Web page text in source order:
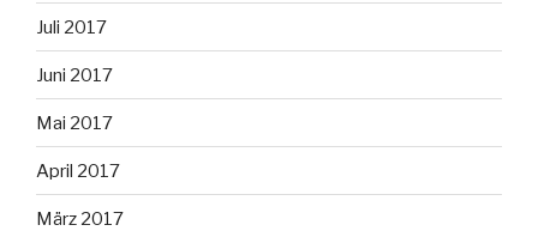
Juli 2017
Juni 2017
Mai 2017
April 2017
März 2017